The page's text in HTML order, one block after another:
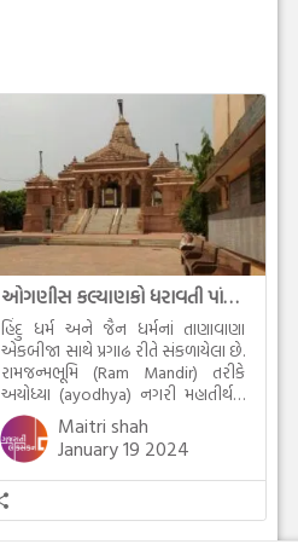
ઓગણીસ કલ્યાણકો ધરાવતી પાંચ તીર્થંકરોની પરમ પાવન જન્મભૂમિ – અયોધ્યા (Ayodhya)
હિંદુ ધર્મ અને જૈન ધર્મનાં તાણાવાણા
એકબીજા સાથે પ્રગાઢ રીતે સંકળાયેલા છે.
રામજન્મભૂમિ (Ram Mandir) તરીકે
અયોધ્યા (ayodhya) નગરી મહાતીર્થનું
ગૌરવ પામી છે, તો એ જ રીતે જૈન ધર્મના
ચોવીસ તીર્થંકરોમાંથી પાંચ-પાંચ
તીર્થંકરોનો જન્મ આ અયોધ્યાની પાવન
ભૂમિ પર થયો છે. જૈન ધર્મમાં ચોવીસ
તીર્થંકરોમાંથી પાંચ-પાંચ તીર્થંકરોનાં
કલ્યાણકો અહીં આવ્યાં છે. દરેક
Maitri shah
January 19 2024